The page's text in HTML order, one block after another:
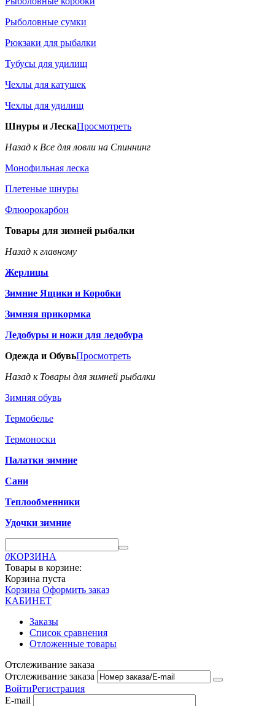
Рыболовные сумки
Рюкзаки для рыбалки
Тубусы для удилищ
Чехлы для катушек
Чехлы для удилищ
Шнуры и ЛескаПросмотреть
Назад к Все для ловли на Спиннинг
Монофильная леска
Плетеные шнуры
Флюорокарбон
Товары для зимней рыбалки
Назад к главному
Жерлицы
Зимние Ящики и Коробки
Зимняя прикормка
Ледобуры и ножи для ледобура
Одежда и ОбувьПросмотреть
Назад к Товары для зимней рыбалки
Зимняя обувь
Термобелье
Термоноски
Палатки зимние
Сани
Теплообменники
Удочки зимние
0КОРЗИНА
Товары в корзине:
Корзина пуста
Корзина Оформить заказ
КАБИНЕТ
Заказы
Список сравнения
Отложенные товары
Отслеживание заказа
Отслеживание заказа
ВойтиРегистрация
E-mail